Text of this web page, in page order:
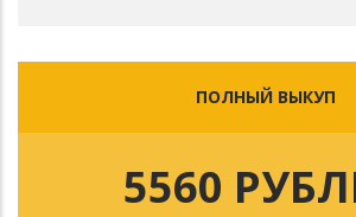
ПОЛНЫЙ ВЫКУП
5560